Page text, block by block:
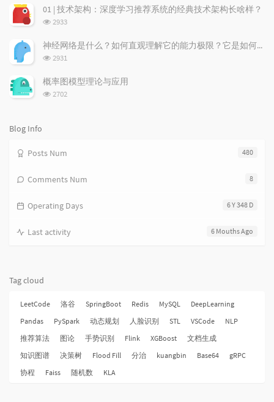
r
t
c
l
s
m
n
t
l
次
数:
01 | 技术架构：深度学习推荐系统的经典技术架构长啥样？
浏
次
数:
2933
神经网络是什么？如何直观理解它的能力极限？它是如何无限逼近真理？
浏
次
数:
2931
概率图模型理论与应用
浏
2702
Blog Info
480
Posts Num
8
Comments Num
6 Y 348 D
Operating Days
6 Mouths Ago
Last activity
Tag cloud
LeetCode 洛谷 SpringBoot Redis MySQL
DeepLearning
Pandas
PySpark 动态规划 人脸识别 STL VSCode
NLP
推荐算法
图论 手势识别 Flink XGBoost
文档生成
知识图谱
决策树 Flood Fill 分治 kuangbin Base64
gRPC
协程
Faiss 随机数 KLA